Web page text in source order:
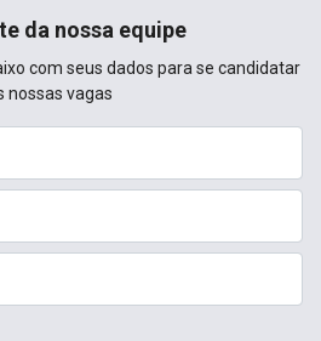
da nossa equipe
com seus dados para se candidatar
nossas vagas